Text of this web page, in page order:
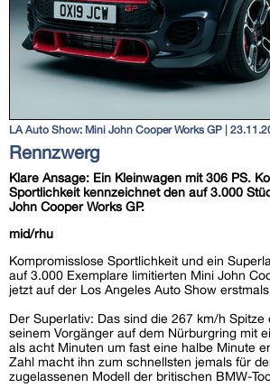
LA Auto Show: Mini John Cooper Works GP |
Rennzwerg
Klare Ansage: Ein Kleinwagen mit 306 PS.
Sportlichkeit kennzeichnet den auf 3.000
John Cooper Works GP.
mid/rhu
Kompromisslose Sportlichkeit und ein
auf 3.000 Exemplare limitierten Mini John
jetzt auf der Los Angeles Auto Show
Der Superlativ: Das sind die 267 km/h Spitze
seinem Vorgänger auf dem Nürburgring mit
als acht Minuten um fast eine halbe Minute
Zahl macht ihn zum schnellsten jemals für
zugelassenen Modell der britischen BMW-